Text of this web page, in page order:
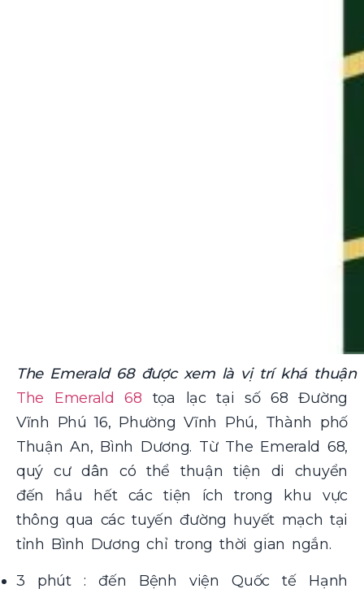
The Emerald 68 được xem là vị trí khá
The Emerald 68 tọa lạc tại số 68 Đường
Vĩnh Phú 16, Phường Vĩnh Phú, Thành phố
Thuận An, Bình Dương. Từ The Emerald 68,
quý cư dân có thể thuận tiện di chuyển
đến hầu hết các tiện ích trong khu vực
thông qua các tuyến đường huyết mạch tại
tỉnh Bình Dương chỉ trong thời gian ngắn.
3 phút : đến Bệnh viện Quốc tế Hạnh